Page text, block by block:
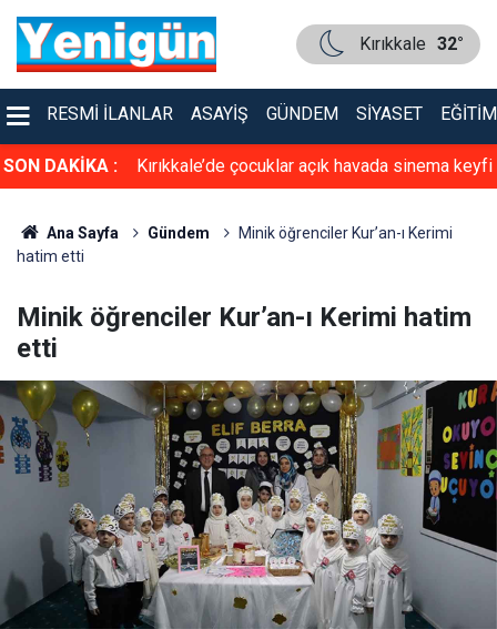
Kırıkkale 32°
RESMI İLANLAR ASAYIŞ GÜNDEM SIYASET EĞITIM
SON DAKİKA :
altında ölü Kırıkkale’de çocuklar açık havada sinema keyfi
Ana Sayfa Gündem
Minik öğrenciler Kur’an-ı Kerimi
hatim etti
Minik öğrenciler Kur’an-ı Kerimi hatim
etti